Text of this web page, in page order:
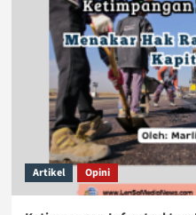
Artikel Opini